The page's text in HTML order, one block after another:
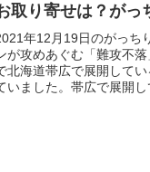
取り寄せは？がっ
年12月19日のがっち
が攻めあぐむ「難攻不
北海道帯広で展開してい
いました。帯広で展開し